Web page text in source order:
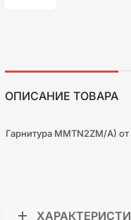
ОПИСАНИЕ ТОВАРА
Гарнитура MMTN2ZM/A)